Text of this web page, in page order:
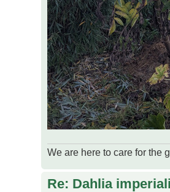
We are here to care for the
Re: Dahlia